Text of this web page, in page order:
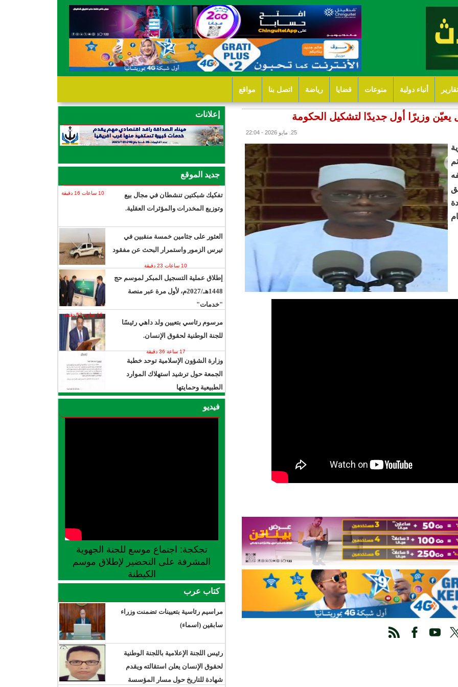
تقارير أنباء دولية منوعات قضايا رياضة اتصل بنا مواقع
وزيرًا أول جديدًا لتشكيل الحكومة
25. مايو 2026 - 22:04
إعلانات
جديد الموقع
تفكيك شبكتين تنشطان في مجال بيع
وتوزيع المخدرات والمؤثرات العقلية.
10 ساعات 16 دقيقة
العثور على جثامين خمسة منقبين في
تيرس الزمور واستمرار البحث عن مفقود
10 ساعات 23 دقيقة
إطلاق عملية التسجيل المبكر لموسم حج
1448هـ/2027م، لأول مرة عبر منصة
"خدمات"
16 ساعة 53 دقيقة
مرسوم رئاسي بتعيين ولد داهي رئيسًا
للجنة الوطنية لحقوق الإنسان.
17 ساعة 36 دقيقة
وزارة الشؤون الإسلامية توحد خطبة
الجمعة حول ترشيد استهلاك الموارد
الطبيعية وحمايتها
20 ساعة 32 دقيقة
فيديو
تجكجة: اجتماع موسع للجنة الجهوية
المشرفة على التحضير لإطلاق موسم
الكيطنة
كتاب عرب
مراسيم رئاسية بتعيينات تضمنت وزراء
سابقين (اسماء)
رئيس اللجنة الإعلامية باللجنة الوطنية
لحقوق الإنسان يعلن استقالته ويقدم
شهادة للتاريخ حول مسار المؤسسة